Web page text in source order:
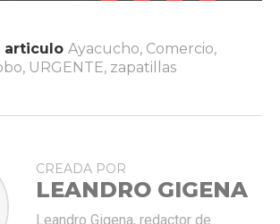
articulo Ayacucho, Comercio,
, URGENTE, zapatillas
CREADA POR
LEANDRO GIGENA
Leandro Gigena, redactor de